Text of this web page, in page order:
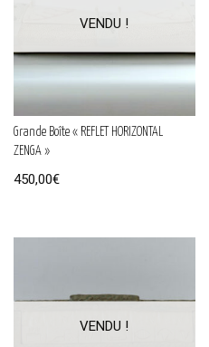
Grande Boîte « REFLET HORIZONTAL
ZENGA »
450,00€